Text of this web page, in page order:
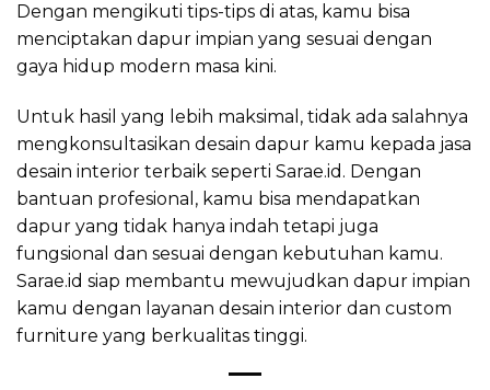
Dengan mengikuti tips-tips di atas, kamu bisa
menciptakan dapur impian yang sesuai dengan
gaya hidup modern masa kini.
Untuk hasil yang lebih maksimal, tidak ada salahnya
mengkonsultasikan desain dapur kamu kepada jasa
desain interior terbaik seperti Sarae.id. Dengan
bantuan profesional, kamu bisa mendapatkan
dapur yang tidak hanya indah tetapi juga
fungsional dan sesuai dengan kebutuhan kamu.
Sarae.id siap membantu mewujudkan dapur impian
kamu dengan layanan desain interior dan custom
furniture yang berkualitas tinggi.